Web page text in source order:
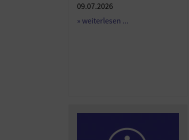
09.07.2026
» weiterlesen ...